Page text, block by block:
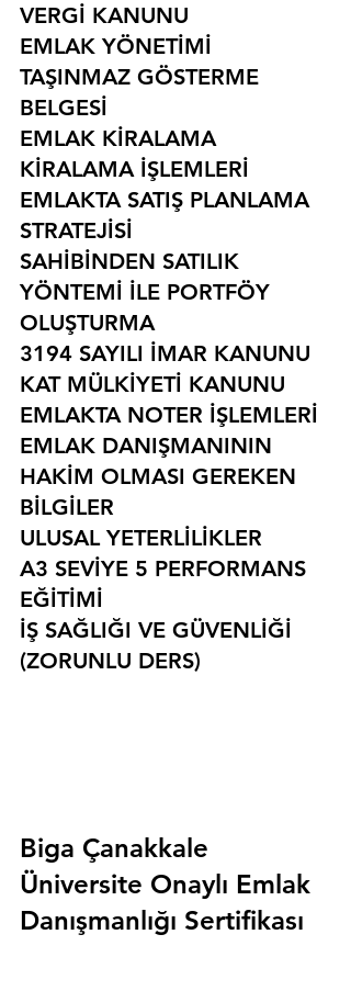
VERGİ KANUNU
EMLAK YÖNETİMİ
TAŞINMAZ GÖSTERME
BELGESİ
EMLAK KİRALAMA
KİRALAMA İŞLEMLERİ
EMLAKTA SATIŞ PLANLAMA
STRATEJİSİ
SAHİBİNDEN SATILIK
YÖNTEMİ İLE PORTFÖY
OLUŞTURMA
3194 SAYILI İMAR KANUNU
KAT MÜLKİYETİ KANUNU
EMLAKTA NOTER İŞLEMLERİ
EMLAK DANIŞMANININ
HAKİM OLMASI GEREKEN
BİLGİLER
ULUSAL YETERLİLİKLER
A3 SEVİYE 5 PERFORMANS
EĞİTİMİ
İŞ SAĞLIĞI VE GÜVENLİĞİ
(ZORUNLU DERS)
Biga Çanakkale
Üniversite Onaylı Emlak
Danışmanlığı Sertifikası